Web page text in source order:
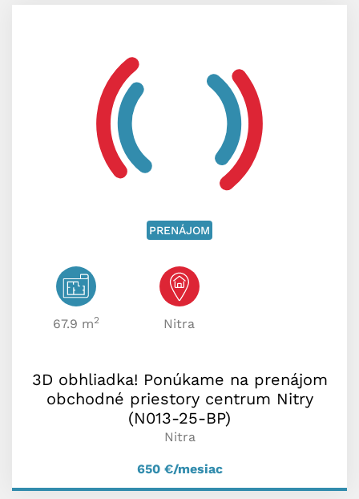
PRENÁJOM
67.9 m2 Nitra
3D obhliadka! Ponúkame na prenájom
obchodné priestory centrum Nitry
(N013-25-BP)
Nitra
650 €/mesiac